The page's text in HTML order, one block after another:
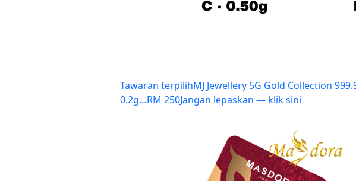
Tawaran terpilihMJ Jewellery 5G Gold Collection
0.2g…RM 250Jangan lepaskan — klik sini